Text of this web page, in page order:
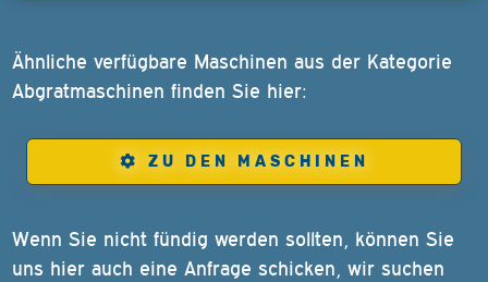
Ähnliche verfügbare Maschinen aus der Kategorie
Abgratmaschinen finden Sie hier:
ZU DEN MASCHINEN
Wenn Sie nicht fündig werden sollten, können Sie
uns hier auch eine Anfrage schicken, wir suchen